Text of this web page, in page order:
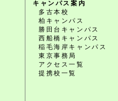
キャンパス案内
多古本校
柏キャンパス
勝田台キャンパス
西船橋キャンパス
稲毛海岸キャンパス
東京事務局
アクセス一覧
提携校一覧